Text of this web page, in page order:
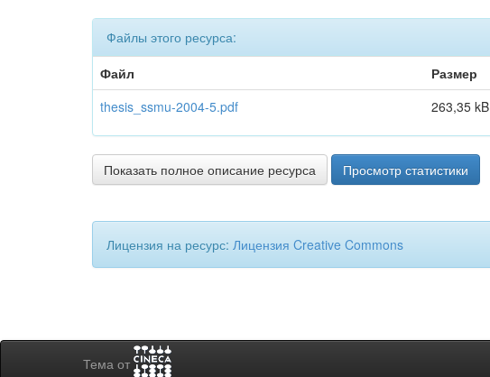
Файлы этого ресурса:
Файл
Размер
thesis_ssmu-2004-5.pdf
263,35 kB
Показать полное описание ресурса Просмотр статистики
Лицензия на ресурс: Лицензия Creative Commons
Тема от